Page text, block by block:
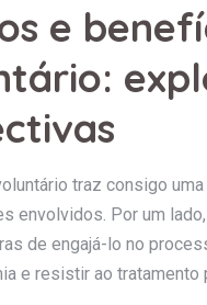
e
traz consigo
envolvidos. Por um
de engajá-lo no
e resistir ao tratamento